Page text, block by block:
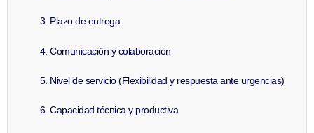
Plazo de entrega
Comunicación y colaboración
Nivel de servicio (Flexibilidad y respuesta ante urgencias)
Capacidad técnica y productiva